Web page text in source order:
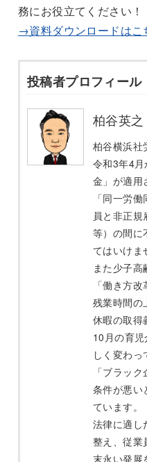
務にお役立てください！
→資料ダウンロードはこ
投稿者プロフィール
柏谷英之
柏谷横浜社
令和3年4
金」が適用
「同一労
員と非正規
等）の間に
てはいけま
また少子
「働き方
残業時間の
休暇の取得
10月の育
しく変わっ
「ブラッ
条件が悪い
ています。
法律に適し
整え、従業
末永い発展